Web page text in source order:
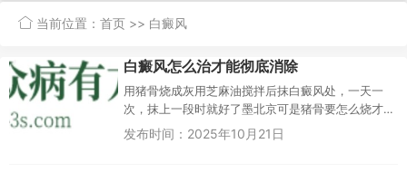
当前位置： 首页 >> 白癜风
白癜风怎么治才能彻底消除
用猪骨烧成灰用芝麻油搅拌后抹白癜风处，一天一
次，抹上一段时就好了墨北京可是猪骨要怎么烧才
能成灰静水深流 广东回复墨：炭荣 江苏要是这个有
发布时间：2025年10月21日